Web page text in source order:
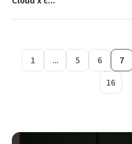
1 ... 5 6 7
16